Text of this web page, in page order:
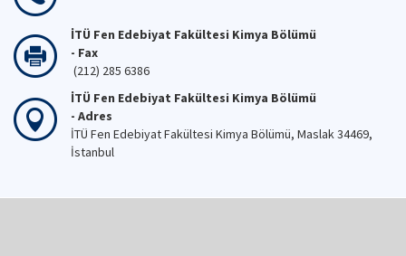
İTÜ Fen Edebiyat Fakültesi Kimya Bölümü
- Fax
(212) 285 6386
İTÜ Fen Edebiyat Fakültesi Kimya Bölümü
- Adres
İTÜ Fen Edebiyat Fakültesi Kimya Bölümü, Maslak 34469,
İstanbul